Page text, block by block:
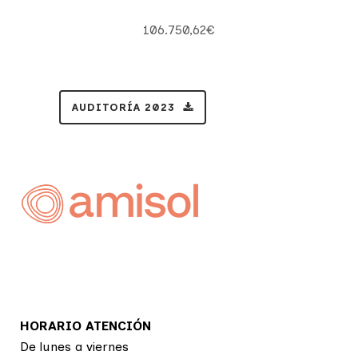
106.750,62€
AUDITORÍA 2023
HORARIO ATENCIÓN
De lunes a viernes